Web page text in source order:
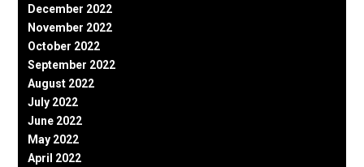
December 2022
November 2022
October 2022
September 2022
August 2022
July 2022
June 2022
May 2022
April 2022